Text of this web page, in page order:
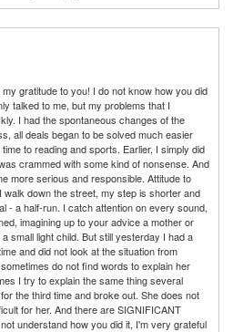
gratitude to you! I do not know how you did
talked to me, but my problems that I
I had the spontaneous changes of the
all deals began to be solved much easier
to reading and sports. Earlier, I simply did
crammed with some kind of nonsense. And
more serious and responsible. Attitude to
down the street, my step is shorter and
- a half-run. I catch attention on every sound,
imagining up to your advice a mother or
small light child. But still yesterday I had a
and did not look at the situation from
do not find words to explain her
I try to explain the same thing several
the third time and broke out. She does not
for her. And there are SIGNIFICANT
understand how you did it, I'm very grateful